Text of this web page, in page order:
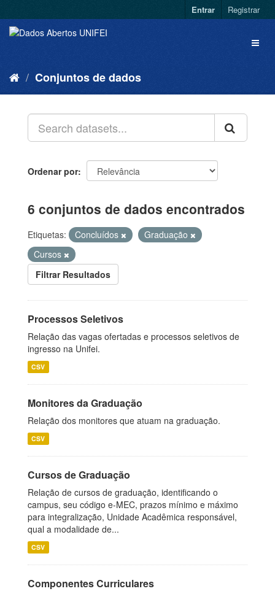
Entrar Registrar
Conjuntos de dados
Ordenar por
6 conjuntos de dados encontrados
Etiquetas: Concluídos
Graduação
Cursos
Filtrar Resultados
Processos Seletivos
Relação das vagas ofertadas e processos seletivos de
ingresso na Unifei.
CSV
Monitores da Graduação
Relação dos monitores que atuam na graduação.
CSV
Cursos de Graduação
Relação de cursos de graduação, identificando o
campus, seu código e-MEC, prazos mínimo e máximo
para integralização, Unidade Acadêmica responsável,
qual a modalidade de...
CSV
Componentes Curriculares